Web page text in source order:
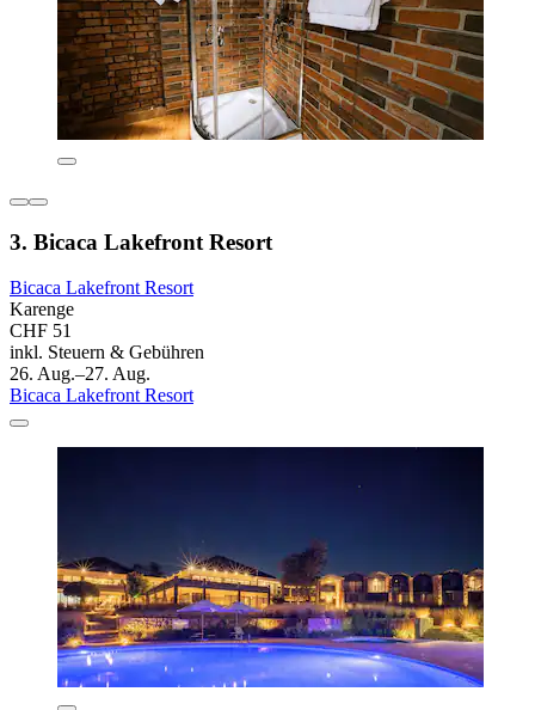
3. Bicaca Lakefront Resort
Bicaca Lakefront Resort
Karenge
CHF 51
inkl. Steuern & Gebühren
26. Aug.–27. Aug.
Bicaca Lakefront Resort